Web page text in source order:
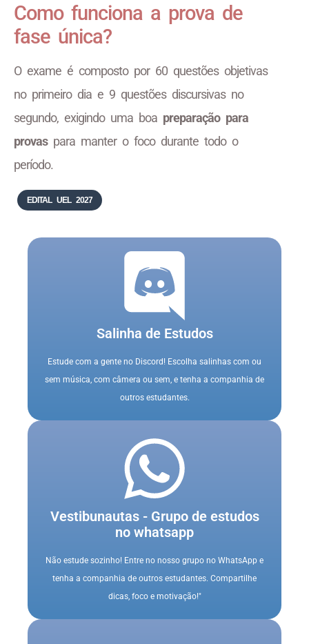
Como funciona a prova de
fase única?
O exame é composto por 60 questões objetivas
no primeiro dia e 9 questões discursivas no
segundo, exigindo uma boa preparação para
provaspara manter o foco durante todo o
período.
EDITAL UEL 2027
Salinha de Estudos
Estude com a gente no Discord! Escolha salinhas com ou
sem música, com câmera ou sem, e tenha a companhia de
outros estudantes.
Vestibunautas - Grupo de estudos
no whatsapp
Não estude sozinho! Entre no nosso grupo no WhatsApp e
tenha a companhia de outros estudantes. Compartilhe
dicas, foco e motivação!"